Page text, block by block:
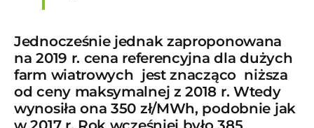
Jednocześnie jednak zaproponowana
na 2019 r. cena referencyjna dla dużych
farm wiatrowych jest znacząco niższa
od ceny maksymalnej z 2018 r. Wtedy
wynosiła ona 350 zł/MWh, podobnie jak